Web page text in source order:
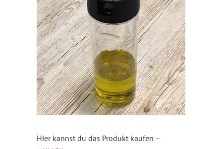
Hier kannst du das Produkt kaufen –